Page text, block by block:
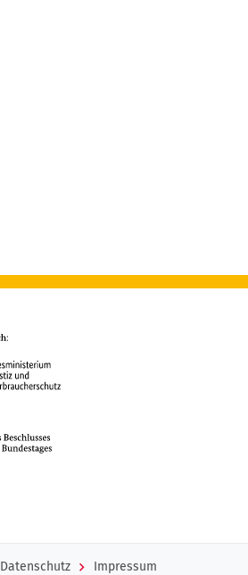
Datenschutz Impressum